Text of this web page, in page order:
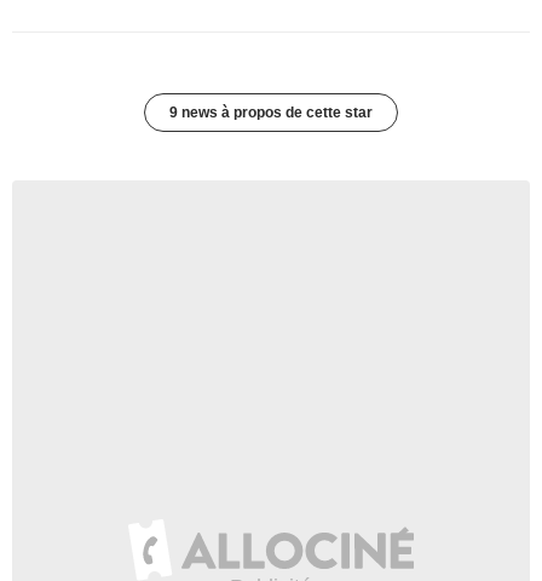
9 news à propos de cette star